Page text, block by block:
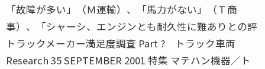
「故障が多い」（Ｍ運輸）、「馬力がない」（Ｔ商
事）、「シャーシ、エンジンとも耐久性に難ありとの評
トラックメーカー満足度調査 Part ? トラック車両
Research 35 SEPTEMBER 2001 特集 マテハン機器／ト